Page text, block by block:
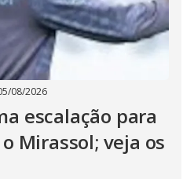
08/2026
escalação para
Mirassol; veja os